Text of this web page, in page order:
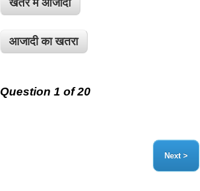
खतरे में आजादी
आजादी का खतरा
Question 1 of 20